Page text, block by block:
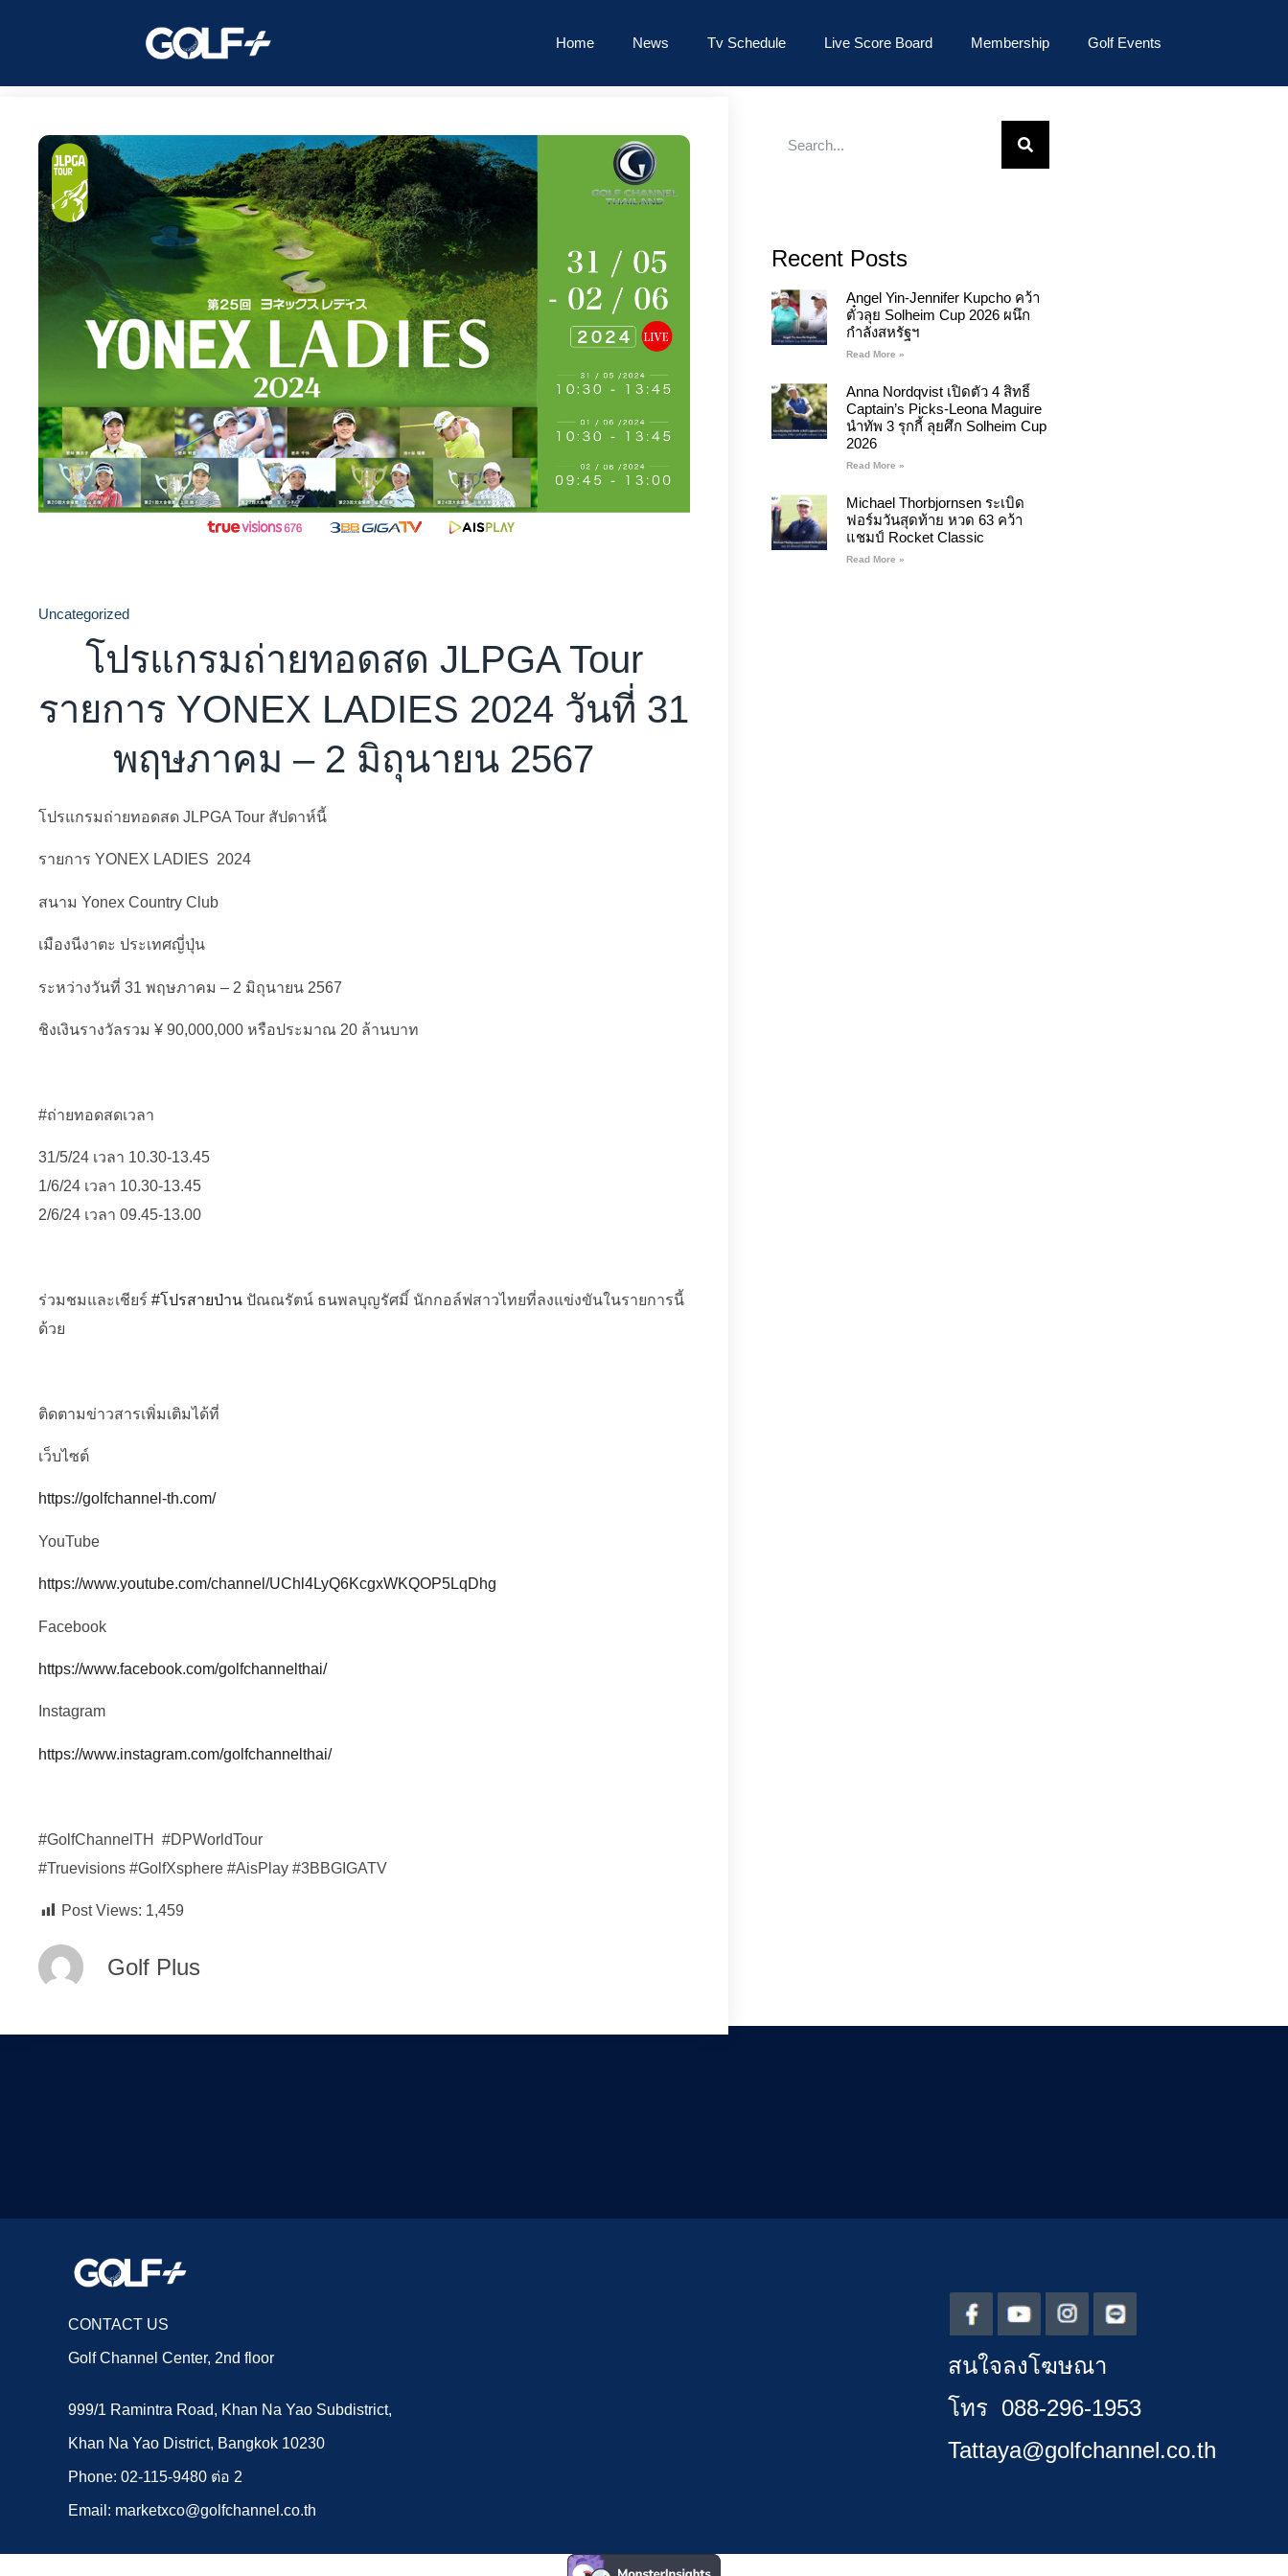
Home News Tv Schedule Live Score Board Membership Golf Events
Uncategorized
โปรแกรมถ่ายทอดสด JLPGA Tour
รายการ YONEX LADIES 2024 วันที่ 31
พฤษภาคม – 2 มิถุนายน 2567
โปรแกรมถ่ายทอดสด JLPGA Tour สัปดาห์นี้
รายการ YONEX LADIES 2024
สนาม Yonex Country Club
เมืองนีงาตะ ประเทศญี่ปุ่น
ระหว่างวันที่ 31 พฤษภาคม – 2 มิถุนายน 2567
ชิงเงินรางวัลรวม ¥ 90,000,000 หรือประมาณ 20 ล้านบาท
#ถ่ายทอดสดเวลา
31/5/24 เวลา 10.30-13.45
1/6/24 เวลา 10.30-13.45
2/6/24 เวลา 09.45-13.00
ร่วมชมและเชียร์ #โปรสายป่าน ปัณณรัตน์ ธนพลบุญรัศมิ์ นักกอล์ฟสาวไทยที่ลงแข่งขันในรายการนี้
ด้วย
ติดตามข่าวสารเพิ่มเติมได้ที่
เว็บไซต์
https://golfchannel-th.com/
YouTube
https://www.youtube.com/channel/UChl4LyQ6KcgxWKQOP5LqDhg
Facebook
https://www.facebook.com/golfchannelthai/
Instagram
https://www.instagram.com/golfchannelthai/
#GolfChannelTH #DPWorldTour
#Truevisions #GolfXsphere #AisPlay #3BBGIGATV
Post Views: 1,459
Golf Plus
Recent Posts
Angel Yin-Jennifer Kupcho คว้า
ตั๋วลุย Solheim Cup 2026 ผนึก
กำลังสหรัฐฯ
Read More »
Anna Nordqvist เปิดตัว 4 สิทธิ์
Captain’s Picks-Leona Maguire
นำทัพ 3 รุกกี้ ลุยศึก Solheim Cup
2026
Read More »
Michael Thorbjornsen ระเบิด
ฟอร์มวันสุดท้าย หวด 63 คว้า
แชมป์ Rocket Classic
Read More »
CONTACT US
Golf Channel Center, 2nd floor
999/1 Ramintra Road, Khan Na Yao Subdistrict,
Khan Na Yao District, Bangkok 10230
Phone: 02-115-9480 ต่อ 2
Email: marketxco@golfchannel.co.th
สนใจลงโฆษณา
โทร 088-296-1953
Tattaya@golfchannel.co.th